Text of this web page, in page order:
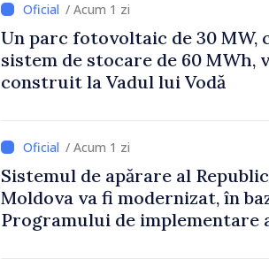
/ Acum 1 zi
Un parc fotovoltaic de 30 MW,
sistem de stocare de 60 MWh,
construit la Vadul lui Vodă
/ Acum 1 zi
Sistemul de apărare al
Moldova va fi modernizat, în
Programului de implementare